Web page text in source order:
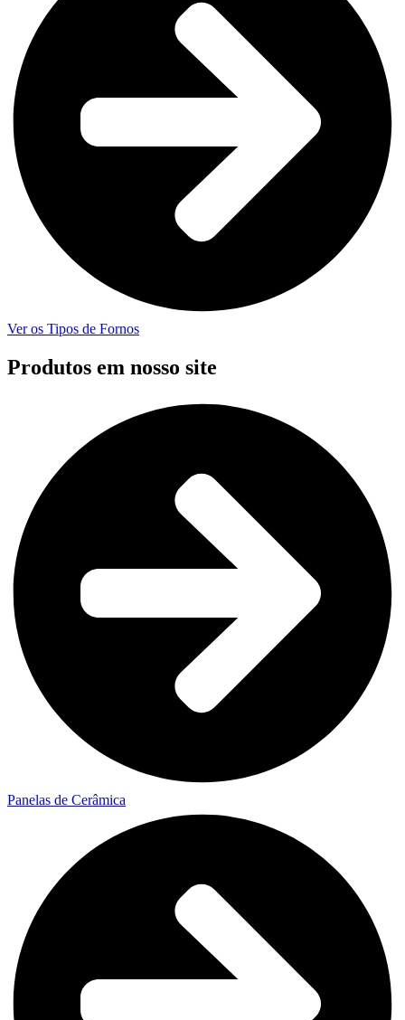
Ver os Tipos de Fornos
Produtos em nosso site
Panelas de Cerâmica